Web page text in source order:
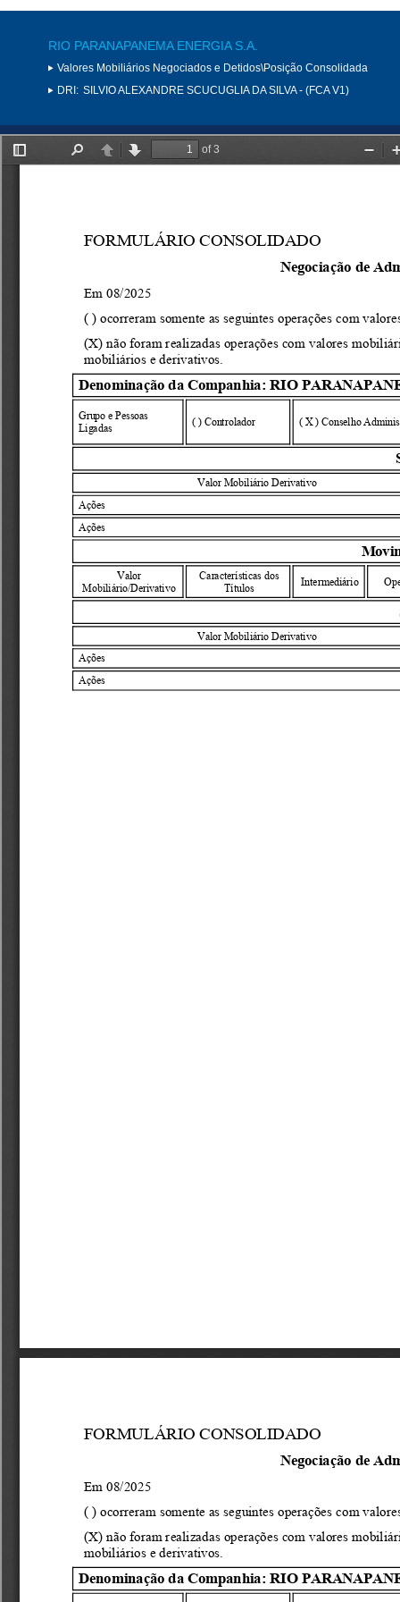
RIO PARANAPANEMA ENERGIA S.A.
Valores Mobiliários Negociados e Detidos\Posição Consolidada
DRI: SILVIO ALEXANDRE SCUCUGLIA DA SILVA - (FCA V1)